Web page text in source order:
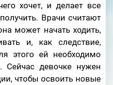
хочет, и делает все
Врачи считают
может начать ходить,
и, как следствие,
этого ей необходимо
Сейчас девочке нужен
чтобы освоить новые